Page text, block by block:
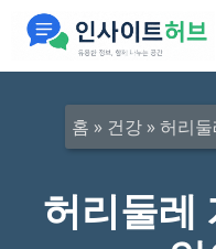
홈 » 건강 »허리
허리둘레